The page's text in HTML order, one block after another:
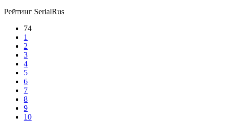
Рейтинг SerialRus
74
1
2
3
4
5
6
7
8
9
10